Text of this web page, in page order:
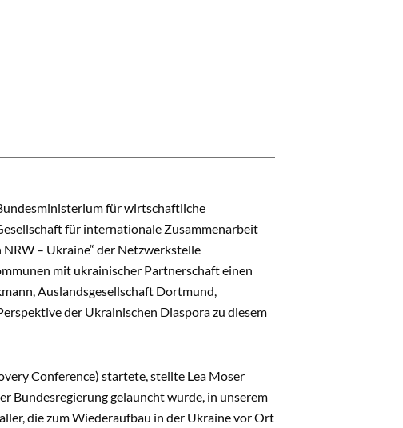
für wirtschaftliche
für internationale Zusammenarbeit
– Ukraine“ der Netzwerkstelle
mit ukrainischer Partnerschaft einen
Auslandsgesellschaft Dortmund,
der Ukrainischen Diaspora zu diesem
Conference) startete, stellte Lea Moser
Bundesregierung gelauncht wurde, in unserem
die zum Wiederaufbau in der Ukraine vor Ort